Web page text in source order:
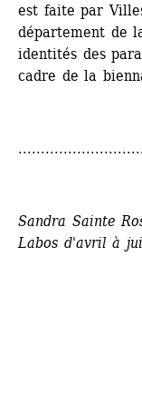
est faite par
département de
identités des
cadre de la
Sandra Sainte
Labos d'avril à